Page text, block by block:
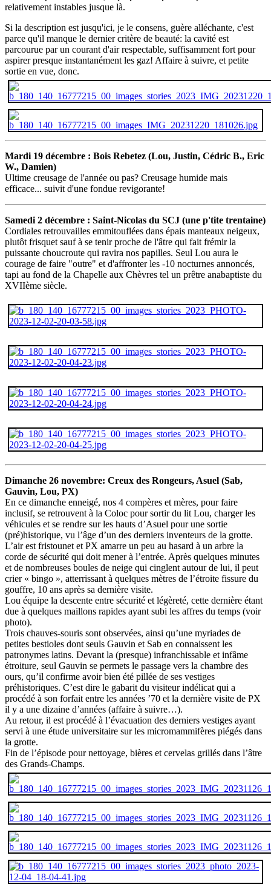
relativement instables jusque là.
Si la description est jusqu'ici, je le consens, guère alléchante, c'est
parce qu'il manque le dernier critère de beauté: la cavité est
parcourue par un courant d'air respectable, suffisamment fort pour
aspirer presque instantanément les gaz! Affaire à suivre, et petite
sortie en vue, donc.
Mardi 19 décembre : Bois Rebetez (Lou, Justin, Cédric B., Eric
W., Damien)
Ultime creusage de l'année ou pas? Creusage humide mais
efficace... suivit d'une fondue revigorante!
Samedi 2 décembre : Saint-Nicolas du SCJ (une p'tite trentaine)
Cordiales retrouvailles emmitouflées dans épais manteaux neigeux,
plutôt frisquet sauf à se tenir proche de l'âtre qui fait frémir la
puissante choucroute qui ravira nos papilles. Seul Lou aura le
courage de faire "outre" et d'affronter les -10 nocturnes annoncés,
tapi au fond de la Chapelle aux Chèvres tel un prêtre anabaptiste du
XVIIème siècle.
Dimanche 26 novembre: Creux des Rongeurs, Asuel (Sab,
Gauvin, Lou, PX)
En ce dimanche enneigé, nos 4 compères et mères, pour faire
inclusif, se retrouvent à la Coloc pour sortir du lit Lou, charger les
véhicules et se rendre sur les hauts d’Asuel pour une sortie
(pré)historique, vu l’âge d’un des derniers inventeurs de la grotte.
L’air est fristounet et PX amarre un peu au hasard à un arbre la
corde de sécurité qui doit mener à l’entrée. Après quelques minutes
et de nombreuses boules de neige qui cinglent autour de lui, il peut
crier « bingo », atterrissant à quelques mètres de l’étroite fissure du
gouffre, 10 ans après sa dernière visite.
Lou équipe la descente entre sécurité et légèreté, cette dernière étant
due à quelques maillons rapides ayant subi les affres du temps (voir
photo).
Trois chauves-souris sont observées, ainsi qu’une myriades de
petites bestioles dont seuls Gauvin et Sab en connaissent les
patronymes latins. Devant la (presque) infranchissable et infâme
étroiture, seul Gauvin se permets le passage vers la chambre des
ours, qu’il confirme avoir bien été pillée de ses vestiges
préhistoriques. C’est dire le gabarit du visiteur indélicat qui a
procédé à son forfait entre les années ’70 et la dernière visite de PX
il y a une dizaine d’années (affaire à suivre…).
Au retour, il est procédé à l’évacuation des derniers vestiges ayant
servi à une étude universitaire sur les micromammifères piégés dans
la grotte.
Fin de l’épisode pour nettoyage, bières et cervelas grillés dans l’âtre
des Grands-Champs.